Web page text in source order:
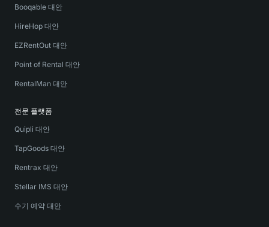
Booqable 대안
HireHop 대안
EZRentOut 대안
Point of Rental 대안
RentalMan 대안
전문 플랫폼
Quipli 대안
TapGoods 대안
Rentrax 대안
Stellar IMS 대안
수기 예약 대안